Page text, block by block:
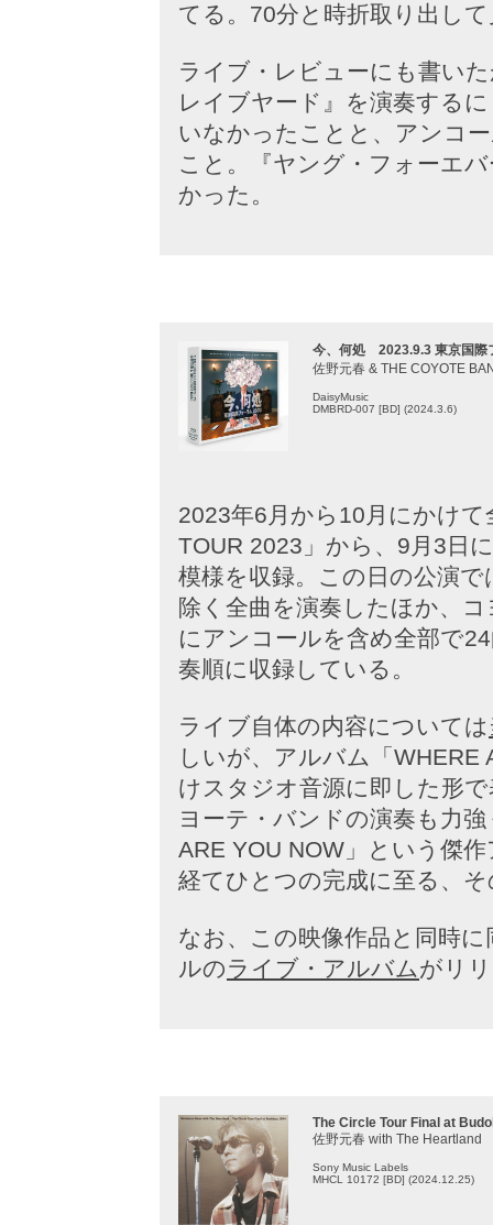
てる。70分と時折取り出し
ライブ・レビューにも書い
レイブヤード』を演奏する
いなかったことと、アンコ
こと。『ヤング・フォーエ
かった。
今、何処 2023.9.3 東京国際
佐野元春 & THE COYOTE
DaisyMusic
DMBRD-007 [BD] (2024.3.6)
2023年6月から10月にかけ
TOUR 2023」から、9月3日
模様を収録。この日の公演
除く全曲を演奏したほか、
にアンコールを含め全部で
奏順に収録している。
ライブ自体の内容については
しいが、アルバム「WHERE
けスタジオ音源に即した形
ヨーテ・バンドの演奏も力
ARE YOU NOW」という傑
経てひとつの完成に至る、
なお、この映像作品と同時
ルのライブ・アルバムがリ
The Circle Tour Final at
佐野元春 with The Heartland
Sony Music Labels
MHCL 10172 [BD] (2024.12.25)